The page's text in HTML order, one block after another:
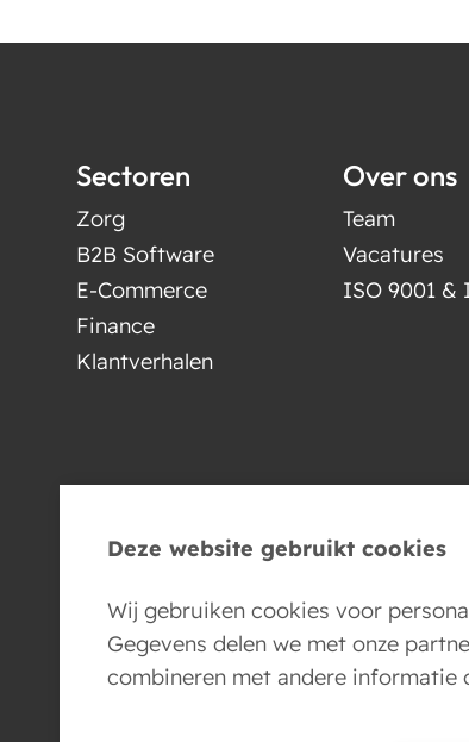
Sectoren
Zorg
B2B Software
E-Commerce
Finance
Klantverhalen
Over ons
Team
Vacatures
ISO 9001 &
Deze website gebruikt cookies
Wij gebruiken cookies voor
Gegevens delen we met onze
combineren met andere informatie